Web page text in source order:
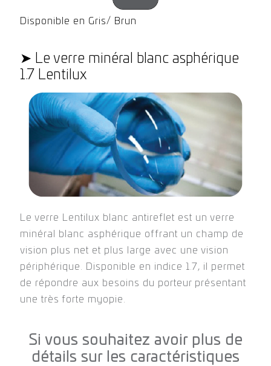
➤ Le verre minéral blanc asphérique
1.7 Lentilux
Le verre Lentilux blanc antireflet est un verre
minéral blanc asphérique offrant un champ de
vision plus net et plus large avec une vision
périphérique. Disponible en indice 1.7, il permet
une très forte myopie.
Disponible en Gris/ Brun
➤ Le verre minéral blanc asphérique
1.7 Lentilux
Le verre Lentilux blanc antireflet est un verre
minéral blanc asphérique offrant un champ de
vision plus net et plus large avec une vision
périphérique. Disponible en indice 1.7, il permet
de répondre aux besoins du porteur présentant
une très forte myopie.
Si vous souhaitez avoir plus de
détails sur les caractéristiques